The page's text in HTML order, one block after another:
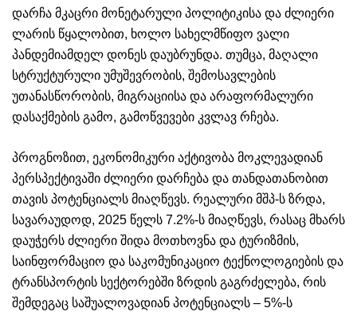
დარჩა მკაცრი მონეტარული პოლიტიკისა და ძლიერი
ლარის წყალობით, ხოლო სახელმწიფო ვალი
პანდემიამდელ დონეს დაუბრუნდა. თუმცა, მაღალი
სტრუქტურული უმუშევრობის, შემოსავლების
უთანასწორობის, მიგრაციისა და არაფორმალური
დასაქმების გამო, გამოწვევები კვლავ რჩება.
პროგნოზით, ეკონომიკური აქტივობა მოკლევადიან
პერსპექტივაში ძლიერი დარჩება და თანდათანობით
თავის პოტენციალს მიაღწევს. რეალური მშპ-ს ზრდა,
სავარაუდოდ, 2025 წელს 7.2%-ს მიაღწევს, რასაც მხარს
დაუჭერს ძლიერი შიდა მოთხოვნა და ტურიზმის,
საინფორმაციო და საკომუნიკაციო ტექნოლოგიების და
ტრანსპორტის სექტორებში ზრდის გაგრძელება, რის
შემდეგაც საშუალოვადიან პოტენციალს – 5%-ს